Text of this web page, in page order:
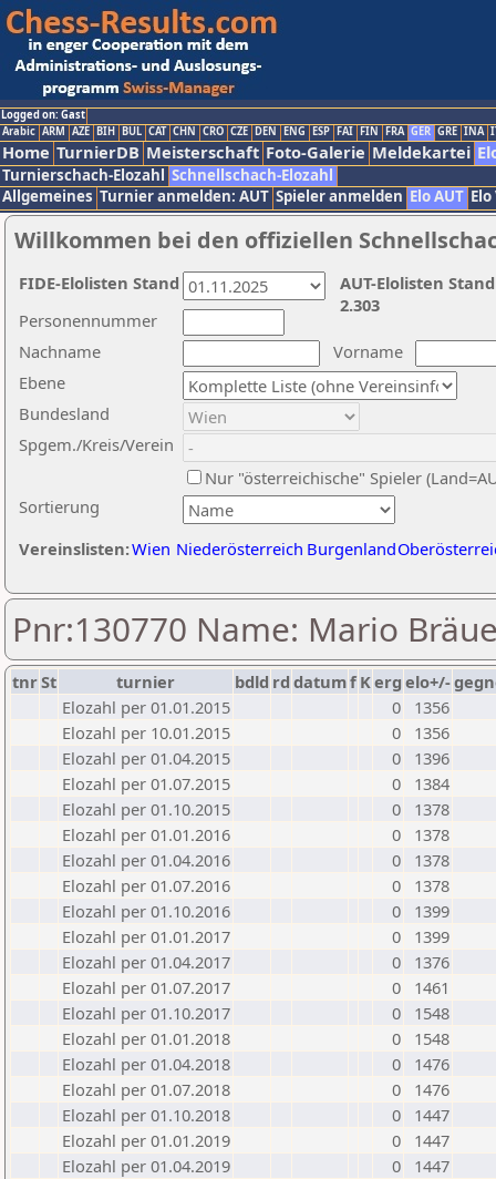
Logged on: Gast
Arabic ARM AZE BIH BUL CAT CHN CRO CZE DEN ENG ESP FAI FIN FRA GER GRE INA
Home TurnierDB Meisterschaft Foto-Galerie Meldekartei
Turnierschach-Elozahl Schnellschach-Elozahl
Allgemeines Turnier anmelden: AUT Spieler anmelden Elo AUT
Willkommen bei den offiziellen
Nachname
Vorname
Ebene
Sortierung
Personennummer
Bundesland
Spgem./Kreis/Verein
Nur "österreichische" Spieler
Vereinslisten:Wien Niederösterreich Burgenland
AUT-Elolisten
2.303
FIDE-Elolisten Stand
Pnr:130770 Name: Mario
tnrSt turnier bdld rd datumf Kerg elo+/-
Elozahl per 01.01.2015
0
1356
Elozahl per 10.01.2015
0
1356
Elozahl per 01.04.2015
0
1396
Elozahl per 01.07.2015
0
1384
Elozahl per 01.10.2015
0
1378
Elozahl per 01.01.2016
0
1378
Elozahl per 01.04.2016
0
1378
Elozahl per 01.07.2016
0
1378
Elozahl per 01.10.2016
0
1399
Elozahl per 01.01.2017
0
1399
Elozahl per 01.04.2017
0
1376
Elozahl per 01.07.2017
0
1461
Elozahl per 01.10.2017
0
1548
Elozahl per 01.01.2018
0
1548
Elozahl per 01.04.2018
0
1476
Elozahl per 01.07.2018
0
1476
Elozahl per 01.10.2018
0
1447
Elozahl per 01.01.2019
0
1447
Elozahl per 01.04.2019
0
1447